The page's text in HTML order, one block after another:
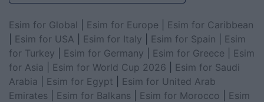
Esim for Global Esim for Europe
Esim for Caribbean
Esim for USA Esim for Italy Esim for Spain
Esim
for Turkey
Esim for Germany Esim for Greece
Esim
for Asia
Esim for World Cup 2026
Esim for Saudi
Arabia
Esim for Egypt
Esim for United Arab
Emirates
Esim for Balkans Esim for Morocco
Esim